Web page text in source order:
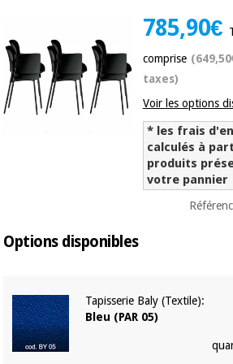
Offres
Outlet
Médecine
traditionnelle
chinoise
Matériel de
protection
coronavirus
Aérobic,
fitness
Nouveautes
Fisaude
équipement
médical
Mobilier
clinique
Armoires
thérapeutiques
785,90€
comprise
taxes)
Voir les options
* les frais
calculés à
produits
votre pannier
Options disponibles
Tapisserie Baly (Textile):
Bleu (PAR 05)